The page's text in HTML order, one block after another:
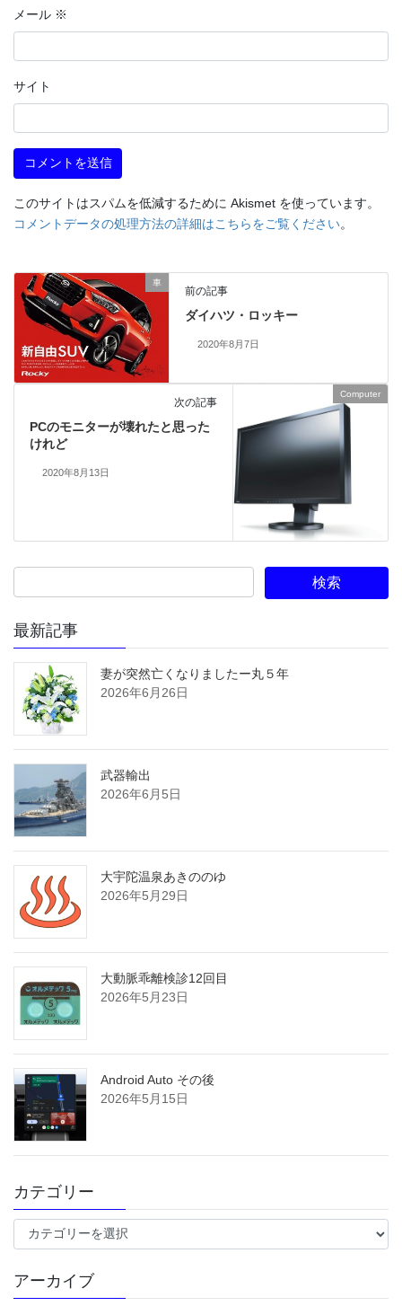
メール ※
サイト
このサイトはスパムを低減するために Akismet を使っています。
コメントデータの処理方法の詳細はこちらをご覧ください。
車
前の記事
ダイハツ・ロッキー
2020年8月7日
Computer
次の記事
PCのモニターが壊れたと思った
けれど
2020年8月13日
最新記事
妻が突然亡くなりましたー丸５年
2026年6月26日
武器輸出
2026年6月5日
大宇陀温泉あきののゆ
2026年5月29日
大動脈乖離検診12回目
2026年5月23日
Android Auto その後
2026年5月15日
カテゴリー
テ
リ
ー
アーカイブ